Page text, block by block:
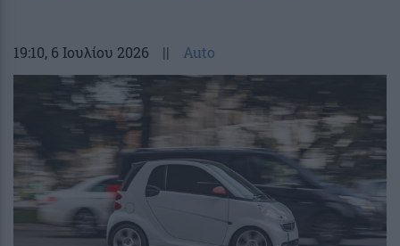
19:10, 6 Ιουλίου 2026 || Auto